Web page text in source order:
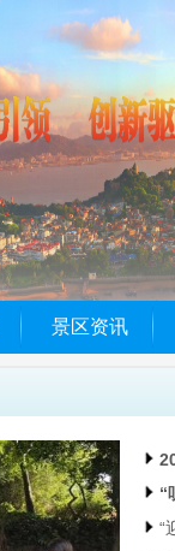
景区资讯
“
“